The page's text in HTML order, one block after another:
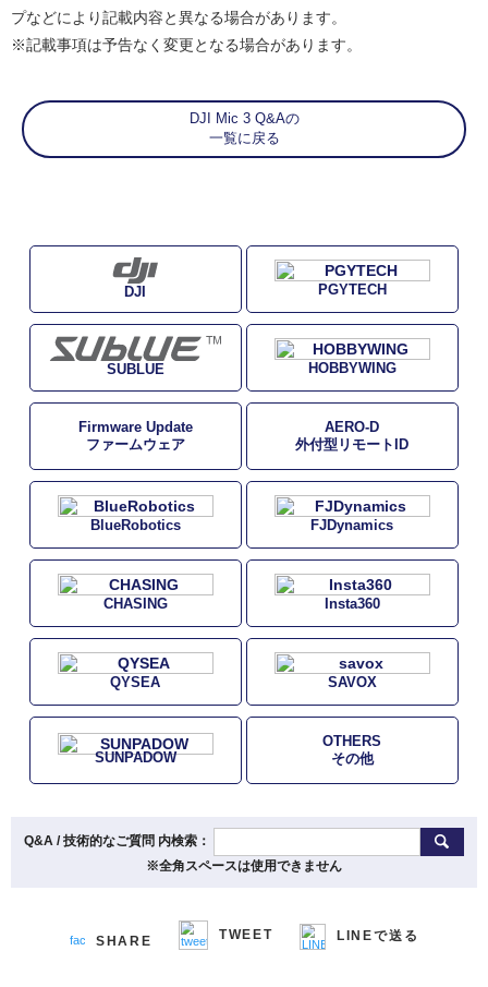
プなどにより記載内容と異なる場合があります。
※記載事項は予告なく変更となる場合があります。
DJI Mic 3 Q&Aの
一覧に戻る
DJI PGYTECH
SUBLUE HOBBYWING
Firmware Update
ファームウェア
AERO-D
外付型リモートID
BlueRobotics FJDynamics
CHASING Insta360
QYSEA SAVOX
SUNPADOW
OTHERS
その他
Q&A / 技術的なご質問 内検索：
※全角スペースは使用できません
SHARE TWEET LINEで送る